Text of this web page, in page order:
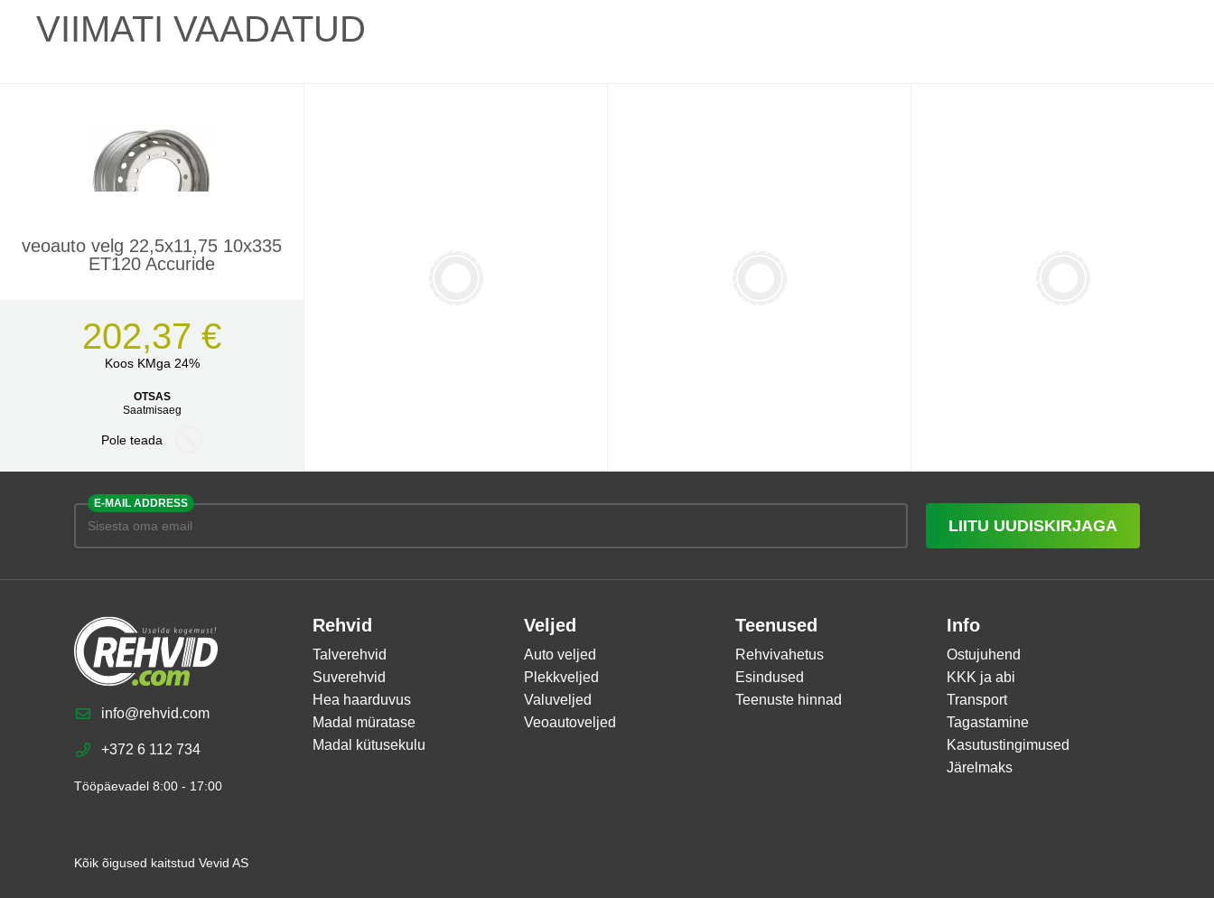
VIIMATI VAADATUD
veoauto velg 22,5x11,75 10x335
ET120 Accuride
202,37 €
Koos KMga 24%
OTSAS
Saatmisaeg
Pole teada
E-MAIL ADDRESS
LIITU UUDISKIRJAGA
info@rehvid.com
+372 6 112 734
Tööpäevadel 8:00 - 17:00
Rehvid
Talverehvid
Suverehvid
Hea haarduvus
Madal müratase
Madal kütusekulu
Veljed
Auto veljed
Plekkveljed
Valuveljed
Veoautoveljed
Teenused
Rehvivahetus
Esindused
Teenuste hinnad
Info
Ostujuhend
KKK ja abi
Transport
Tagastamine
Kasutustingimused
Järelmaks
Kõik õigused kaitstud Vevid AS